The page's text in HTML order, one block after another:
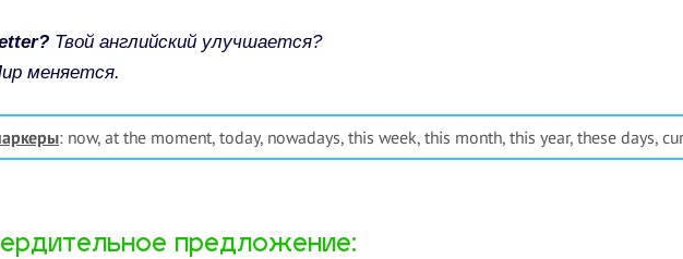
Твой английский улучшается?
меняется.
: now, at the moment, today, nowadays, this week, this month, this year, these days,
предложение:​